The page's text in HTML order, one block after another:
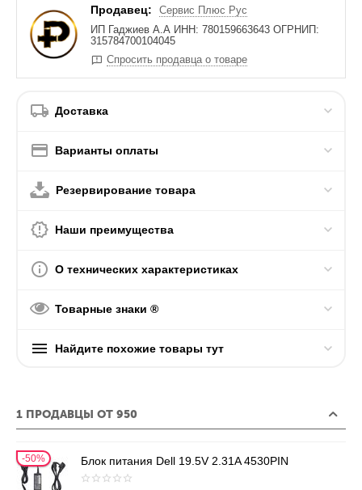
Продавец:
Сервис Плюс Рус
ИП Гаджиев А.А ИНН: 780159663643 ОГРНИП:
315784700104045
Спросить продавца о товаре
Доставка
Варианты оплаты
Резервирование товара
Наши преимущества
О технических характеристиках
Товарные знаки ®
Найдите похожие товары тут
1 ПРОДАВЦЫ ОТ 950
50% Блок питания Dell 19.5V 2.31A 4530PIN